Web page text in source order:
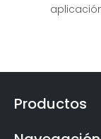
Productos